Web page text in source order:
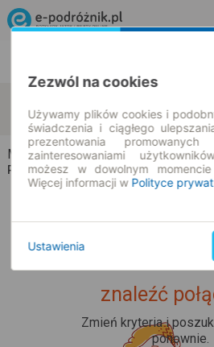
11.08.2026 | -- : --
Młoszowa → Beelitz
Rozkład jazdy i bilety
Upss... Nie
znaleźć
Zmień kryteria i
ponownie.
Zezwól na cookies
Używamy plików cookies i
świadczenia i ciągłego
prezentowania
zainteresowaniami
możesz w dowolnym
Więcej informacji w Polityce
Ustawienia